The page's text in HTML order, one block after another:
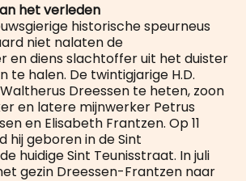
het verleden
historische speurneus
niet nalaten de
en diens slachtoffer uit het duister
te halen. De twintigjarige H.D.
Dreessen te heten, zoon
en latere mijnwerker Petrus
en Elisabeth Frantzen. Op 11
hij geboren in de Sint
huidige Sint Teunisstraat. In juli
gezin Dreessen-Frantzen naar